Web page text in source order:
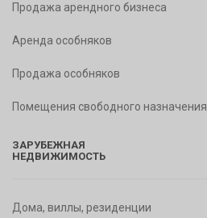
Продажа арендного бизнеса
Аренда особняков
Продажа особняков
Помещения свободного назначения
ЗАРУБЕЖНАЯ
НЕДВИЖИМОСТЬ
Дома, виллы, резиденции